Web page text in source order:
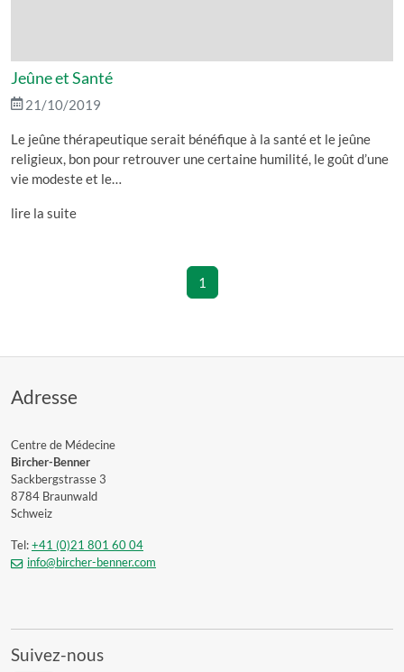
Jeûne et Santé
21/10/2019
Le jeûne thérapeutique serait bénéfique à la santé et le jeûne
religieux, bon pour retrouver une certaine humilité, le goût d’une
vie modeste et le…
lire la suite
1
Adresse
Centre de Médecine
Bircher-Benner
Sackbergstrasse 3
8784 Braunwald
Schweiz
Tel:+41 (0)21 801 60 04
info@bircher-benner.com
Suivez-nous